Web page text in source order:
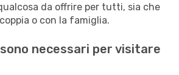
da offrire per tutti, sia che
o con la famiglia.
necessari per visitare